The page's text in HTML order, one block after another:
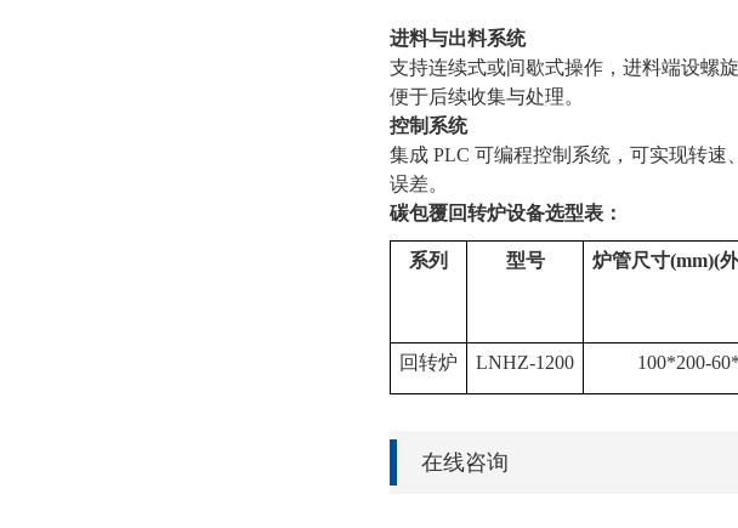
进料与出料系统
支持连续式或间歇式操作，进料端设螺
便于后续收集与处理。
控制系统
集成 PLC 可编程控制系统，可实现转
误差。
碳包覆回转炉设备选型表：
系列 型号 炉管尺寸(mm)(
回转炉 LNHZ-1200 100*200-
在线咨询